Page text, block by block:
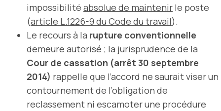
impossibilité absolue de maintenir le poste
(article L.1226-9 du Code du travail).
Le recours à la rupture conventionnelle
demeure autorisé ; la jurisprudence de la
Cour de cassation (arrêt 30 septembre
2014) rappelle que l’accord ne saurait viser un
contournement de l’obligation de
reclassement ni escamoter une procédure